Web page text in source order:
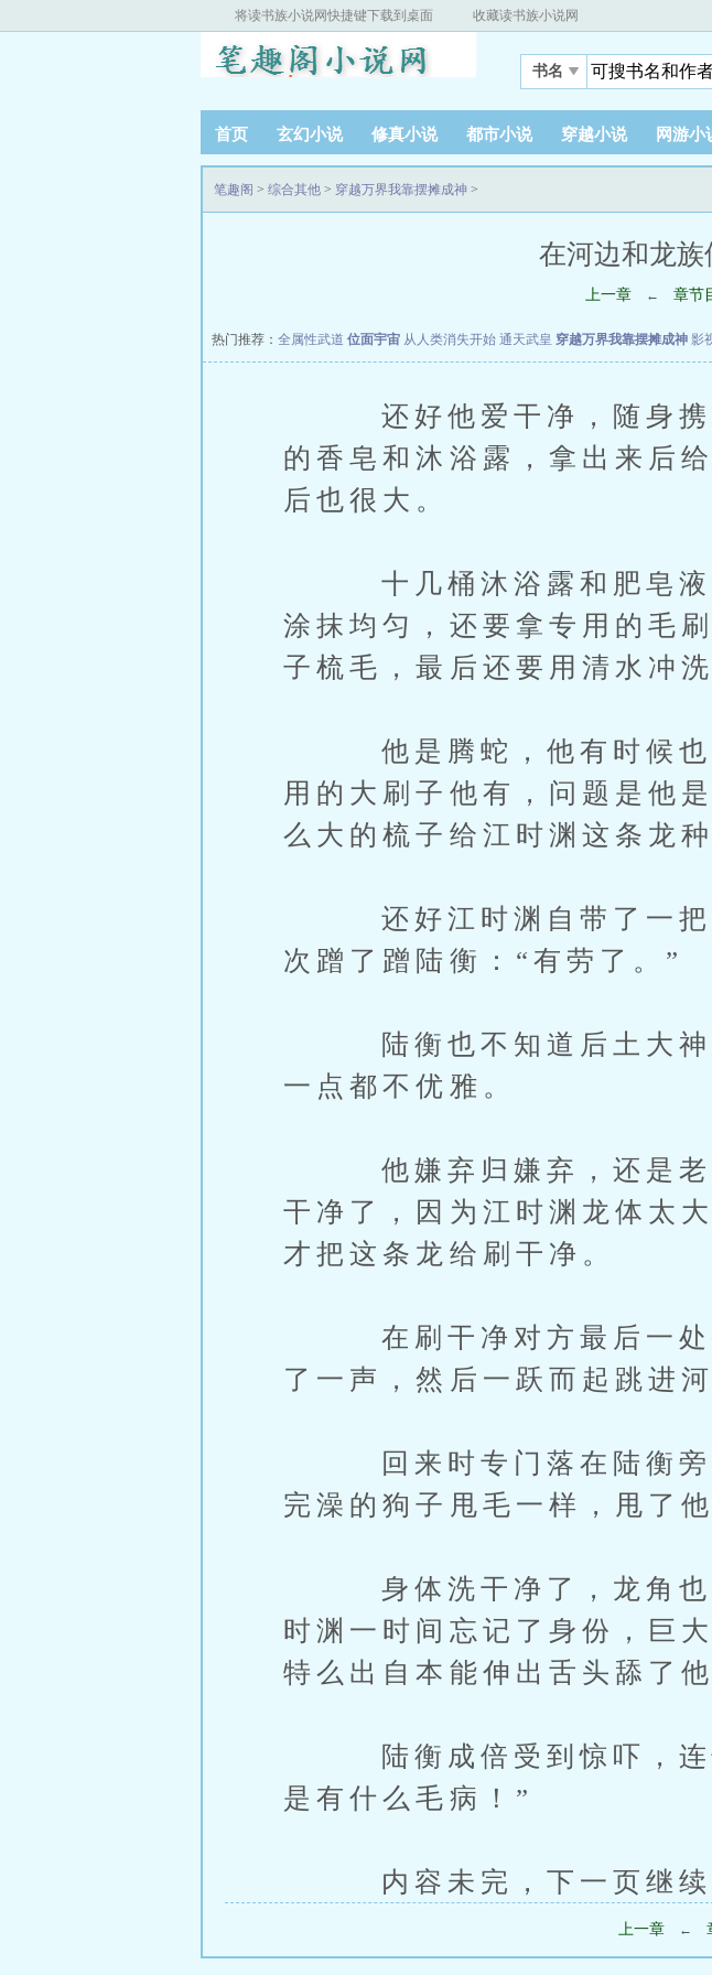
将读书族小说网快捷键下载到桌面 收藏读书族小说网
书名
首页 玄幻小说 修真小说 都市小说 穿越小说 网游小
笔趣阁 > 综合其他 > 穿越万界我靠摆摊成神 >
在河边和龙族
上一章 ← 章节
热门推荐： 全属性武道 位面宇宙 从人类消失开始 通天武皇 穿越万界我靠摆摊成神 影
还好他爱干净，随身携带
的香皂和沐浴露，拿出来后
后也很大。
十几桶沐浴露和肥皂液
涂抹均匀，还要拿专用的毛
子梳毛，最后还要用清水冲洗
他是腾蛇，他有时候也
用的大刷子他有，问题是他
么大的梳子给江时渊这条龙种
还好江时渊自带了一把
次蹭了蹭陆衡：“有劳了。”
陆衡也不知道后土大神怎
一点都不优雅。
他嫌弃归嫌弃，还是老
干净了，因为江时渊龙体太
才把这条龙给刷干净。
在刷干净对方最后一处
了一声，然后一跃而起跳进
回来时专门落在陆衡旁
完澡的狗子甩毛一样，甩了
身体洗干净了，龙角也
时渊一时间忘记了身份，巨
特么出自本能伸出舌头舔了
陆衡成倍受到惊吓，连忙
是有什么毛病！”
内容未完，下一页继续
上一章 ←